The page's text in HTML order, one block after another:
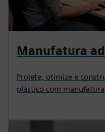
Manufatura
Projete, otimize e
plástico com